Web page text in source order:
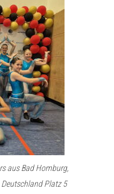
aus Bad Homburg,
Deutschland Platz 5